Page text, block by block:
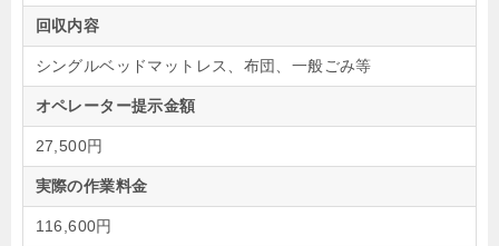
回収内容
シングルベッドマットレス、布団、一般ごみ等
オペレーター提示金額
27,500円
実際の作業料金
116,600円